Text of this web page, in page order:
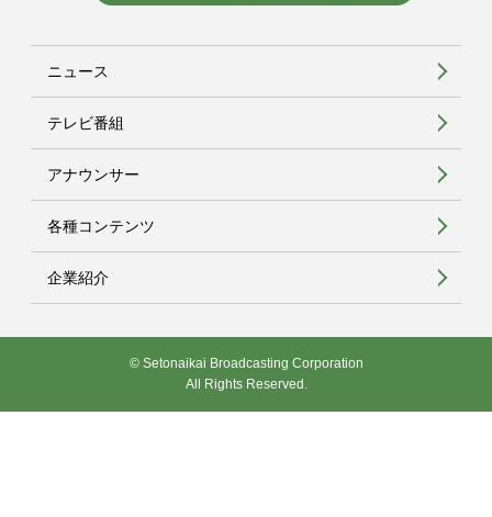
ニュース
テレビ番組
アナウンサー
各種コンテンツ
企業紹介
© Setonaikai Broadcasting Corporation
All Rights Reserved.